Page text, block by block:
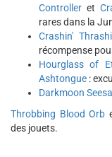
Controller et
rares dans la
Crashin'
récompense
Hourglass of
Ashtongue :
Darkmoon
Throbbing Blood Orb
des jouets.